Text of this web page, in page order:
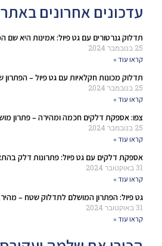
עדכונים אחרונים באתר
תדלוק גנרטורים עם גט פיול: אמינות היא שם
25 בנובמבר 2024
קראו עוד »
תדלוק מכונות חקלאיות עם גט פיול –
25 בנובמבר 2024
קראו עוד »
צפו: אספקת דלקים חכמה ומהירה – פתרון
25 בנובמבר 2024
קראו עוד »
אספקת דלקים עם גט פיול: פתרונות דלק
31 באוקטובר 2024
קראו עוד »
גט פיול: הפתרון המושלם לתדלוק שטח – מהיר,
31 באוקטובר 2024
קראו עוד »